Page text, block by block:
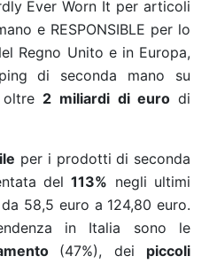
Ever Worn It per articoli
e RESPONSIBLE per lo
Regno Unito e in Europa,
di seconda mano su
2 miliardi di euro di
per i prodotti di seconda
del 113% negli ultimi
58,5 euro a 124,80 euro.
in Italia sono le
(47%), dei
piccoli